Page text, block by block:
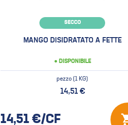
SECCO
MANGO DISIDRATATO A FETTE
● DISPONIBILE
pezzo (1 KG)
14,51 €
14,51 €/CF